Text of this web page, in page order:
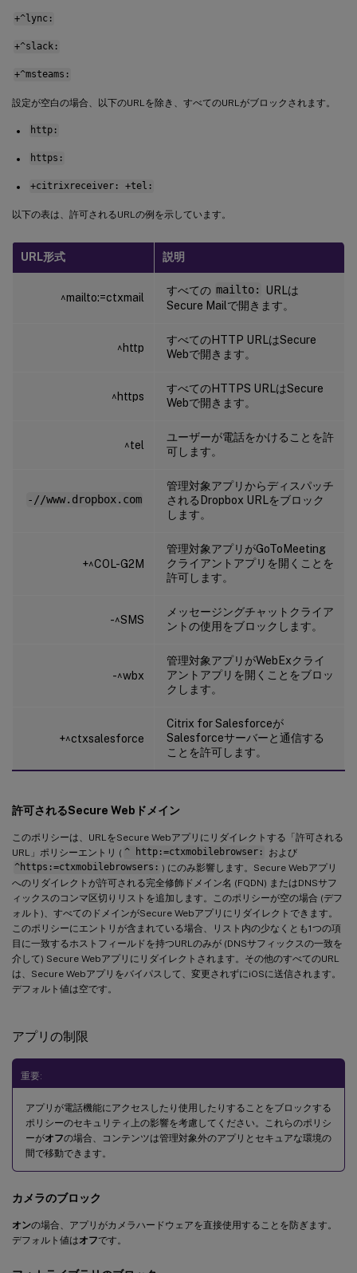
+^lync:
+^slack:
+^msteams:
設定が空白の場合、以下のURLを除き、すべてのURLがブロックされます。
http:
https:
+citrixreceiver: +tel:
以下の表は、許可されるURLの例を示しています。
URL形式 説明
^mailto:=ctxmail
すべての mailto:
URLは
Secure Mailで開きます。
^http
すべてのHTTP URLはSecure
Webで開きます。
^https
すべてのHTTPS URLはSecure
Webで開きます。
^tel
ユーザーが電話をかけることを許
可します。
-//www.dropbox.com
管理対象アプリからディスパッチ
されるDropbox URLをブロック
します。
+^COL-G2M
管理対象アプリがGoToMeeting
クライアントアプリを開くことを
許可します。
-^SMS
メッセージングチャットクライア
ントの使用をブロックします。
-^wbx
管理対象アプリがWebExクライ
アントアプリを開くことをブロッ
クします。
+^ctxsalesforce
Citrix for Salesforceが
Salesforceサーバーと通信する
ことを許可します。
許可されるSecure Webドメイン
このポリシーは、URLをSecure Webアプリにリダイレクトする「許可される
URL」ポリシーエントリ ( ^ http:=ctxmobilebrowser:
および
^https:=ctxmobilebrowsers: ) にのみ影響します。Secure Webアプリ
へのリダイレクトが許可される完全修飾ドメイン名 (FQDN) またはDNSサフ
ィックスのコンマ区切りリストを追加します。このポリシーが空の場合 (デフ
ォルト)、すべてのドメインがSecure Webアプリにリダイレクトできます。
このポリシーにエントリが含まれている場合、リスト内の少なくとも1つの項
目に一致するホストフィールドを持つURLのみが (DNSサフィックスの一致を
介して) Secure Webアプリにリダイレクトされます。その他のすべてのURL
は、Secure Webアプリをバイパスして、変更されずにiOSに送信されます。
デフォルト値は空です。
アプリの制限
重要:
アプリが電話機能にアクセスしたり使用したりすることをブロックする
ポリシーのセキュリティ上の影響を考慮してください。これらのポリシ
ーがオフの場合、コンテンツは管理対象外のアプリとセキュアな環境の
間で移動できます。
カメラのブロック
オンの場合、アプリがカメラハードウェアを直接使用することを防ぎます。
デフォルト値はオフです。